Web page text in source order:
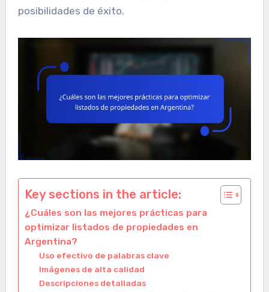
posibilidades de éxito.
Key sections in the article:
¿Cuáles son las mejores prácticas para
optimizar listados de propiedades en
Argentina?
Uso efectivo de palabras clave
Imágenes de alta calidad
Descripciones detalladas